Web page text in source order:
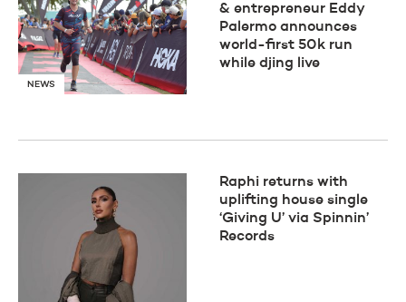
NEWS
& entrepreneur Eddy
Palermo announces
world-first 50k run
while djing live
Raphi returns with
uplifting house single
‘Giving U’ via Spinnin’
Records